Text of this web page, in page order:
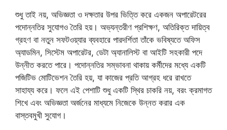
শুধু তাই নয়, অভিজ্ঞতা ও দক্ষতার উপর ভিত্তি করে একজন অপারেটরের
পদোন্নতির সুযোগও তৈরি হয়। অভ্যন্তরীণ প্রশিক্ষণ, অতিরিক্ত দায়িত্ব
গ্রহণ বা নতুন সফটওয়্যার ব্যবহারে পারদর্শিতা তাঁকে ভবিষ্যতে অফিস
অ্যাডমিন, সিস্টেম অপারেটর, ডেটা অ্যানালিস্ট বা আইটি সহকারী পদে
উন্নীত করতে পারে। পদোন্নতির সম্ভাবনা থাকায় কর্মীদের মধ্যে একটি
পজিটিভ মোটিভেশন তৈরি হয়, যা কাজের প্রতি আগ্রহ ধরে রাখতে
সাহায্য করে। ফলে এই পেশাটি শুধু একটি স্থির চাকরি নয়, বরং ক্রমাগত
শিখে এবং অভিজ্ঞতা অর্জনের মাধ্যমে নিজেকে উন্নত করার এক
বাস্তবমুখী সুযোগ।